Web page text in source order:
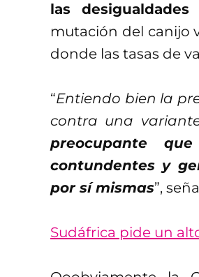
las
mutación del canijo
donde las tasas de
“Entiendo bien la
contra una
preocupante
contundentes y
por sí mismas”,
Sudáfrica pide un